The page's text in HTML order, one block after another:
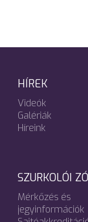
HÍREK
Videók
Galériák
Híreink
SZURKOLÓI
Mérkőzés és
jegyinformációk